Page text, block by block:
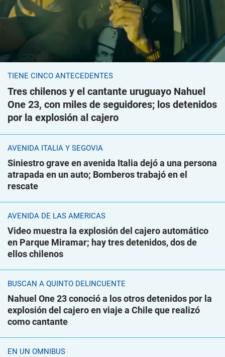
TIENE CINCO ANTECEDENTES
Tres chilenos y el cantante uruguayo Nahuel
One 23, con miles de seguidores; los detenidos
por la explosión al cajero
AVENIDA ITALIA Y SEGOVIA
Siniestro grave en avenida Italia dejó a una persona
atrapada en un auto; Bomberos trabajó en el
rescate
AVENIDA DE LAS AMÉRICAS
Video muestra la explosión del cajero automático
en Parque Miramar; hay tres detenidos, dos de
ellos chilenos
BUSCAN A QUINTO DELINCUENTE
Nahuel One 23 conoció a los otros detenidos por la
explosión del cajero en viaje a Chile que realizó
como cantante
EN UN ÓMNIBUS